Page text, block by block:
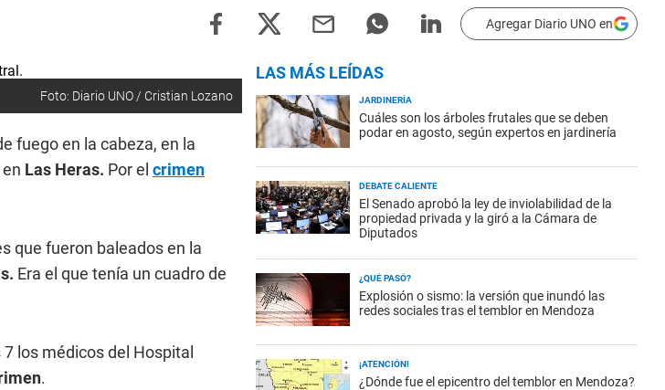
Agregar Diario UNO en
Foto: Diario UNO / Cristian Lozano
fuego en la cabeza, en la
Las Heras. Por el crimen
que fueron baleados en la
Era el que tenía un cuadro de
los médicos del Hospital
.
LAS MÁS LEÍDAS
JARDINERÍA
Cuáles son los árboles frutales que se deben
podar en agosto, según expertos en jardinería
DEBATE CALIENTE
El Senado aprobó la ley de inviolabilidad de la
propiedad privada y la giró a la Cámara de
Diputados
¿QUÉ PASÓ?
Explosión o sismo: la versión que inundó las
redes sociales tras el temblor en Mendoza
¡ATENCIÓN!
¿Dónde fue el epicentro del temblor en Mendoza?